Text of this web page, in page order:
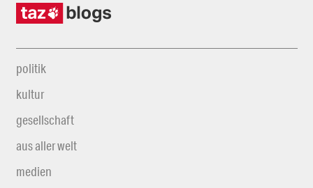
politik
kultur
gesellschaft
aus aller welt
medien